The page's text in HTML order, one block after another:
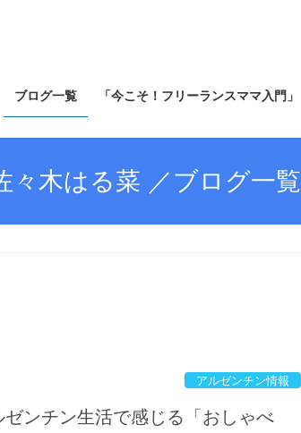
ブログ一覧 「今こそ！フリーランスママ入門」
々木はる菜 ／ブログ一覧
アルゼンチン情報
ンチン生活で感じる「おしゃべ